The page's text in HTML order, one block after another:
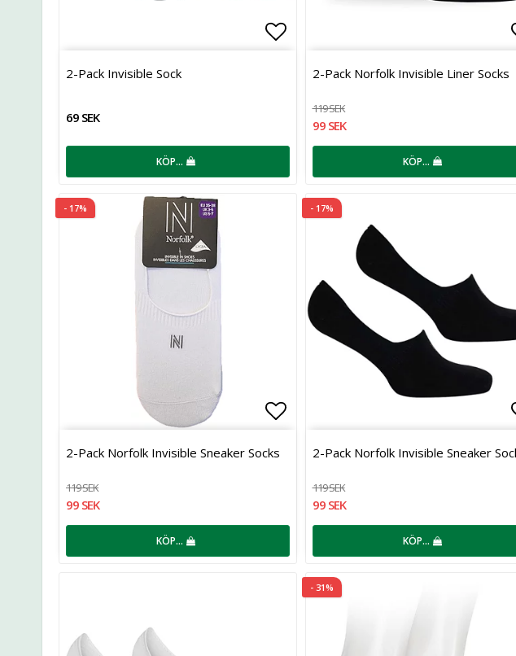
Lägg till i favoritlistan
2-Pack Invisible Sock
69 SEK
KÖP…
2-Pack Norfolk Invisible Liner Socks
119 SEK
99 SEK
KÖP…
- 17%
Lägg till i favoritlistan
2-Pack Norfolk Invisible Sneaker Socks
119 SEK
99 SEK
KÖP…
- 17%
2-Pack Norfolk Invisible Sneaker
119 SEK
99 SEK
KÖP…
- 31%